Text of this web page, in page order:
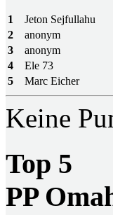
1
Jeton Sejfullahu
2
anonym
3
anonym
4
Ele 73
5
Marc Eicher
Keine
Top 5
PP